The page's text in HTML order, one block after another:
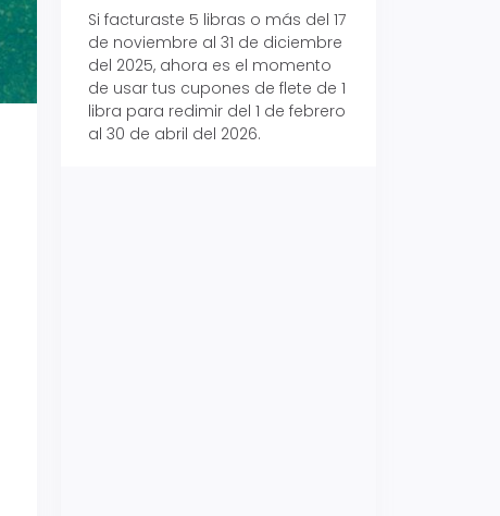
Si facturaste 5 libras o más del 17
de noviembre al 31 de diciembre
del 2025, ahora es el momento
de usar tus cupones de flete de 1
libra para redimir del 1 de febrero
al 30 de abril del 2026.